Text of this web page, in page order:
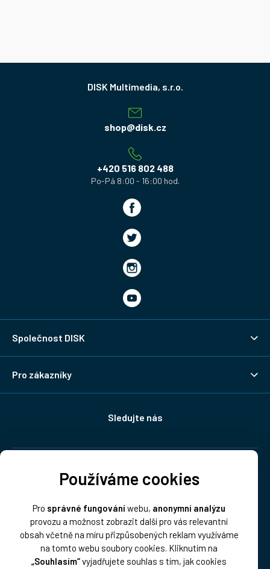
Používáme cookies
Pro správné fungováníwebu, anonymní analýzu
provozu a možnost zobrazit další pro vás relevantní
obsah včetně na míru přizpůsobených reklam využíváme
na tomto webu soubory cookies. Kliknutím na
„Souhlasím“vyjadřujete souhlas s tím, jak cookies
shop@disk.cz
+420 516 802 488
Společnost DISK
Pro zákazníky
Sledujte nás
Platba: